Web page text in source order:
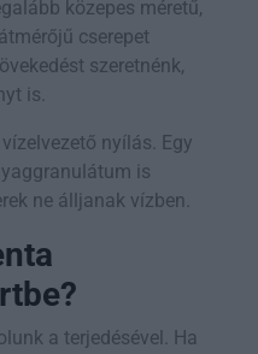
közepes méretű,
cserepet
szeretnénk,
is.
nyílás. Egy
is
ne álljanak vízben.
a terjedésével. Ha